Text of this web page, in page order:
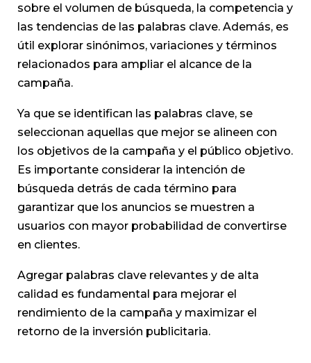
sobre el volumen de búsqueda, la competencia y
las tendencias de las palabras clave. Además, es
útil explorar sinónimos, variaciones y términos
relacionados para ampliar el alcance de la
campaña.
Ya que se identifican las palabras clave, se
seleccionan aquellas que mejor se alineen con
los objetivos de la campaña y el público objetivo.
Es importante considerar la intención de
búsqueda detrás de cada término para
garantizar que los anuncios se muestren a
usuarios con mayor probabilidad de convertirse
en clientes.
Agregar palabras clave relevantes y de alta
calidad es fundamental para mejorar el
rendimiento de la campaña y maximizar el
retorno de la inversión publicitaria.